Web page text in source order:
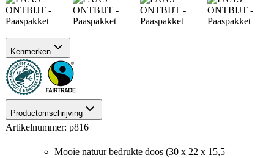
Kenmerken
Productomschrijving
Artikelnummer: p816
Mooie natuur bedrukte doos (30 x 22 x 15,5